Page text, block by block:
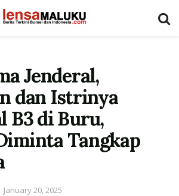
Jenderal,
dan Istrinya
B3 di Buru,
Tangkap
January 20, 2025